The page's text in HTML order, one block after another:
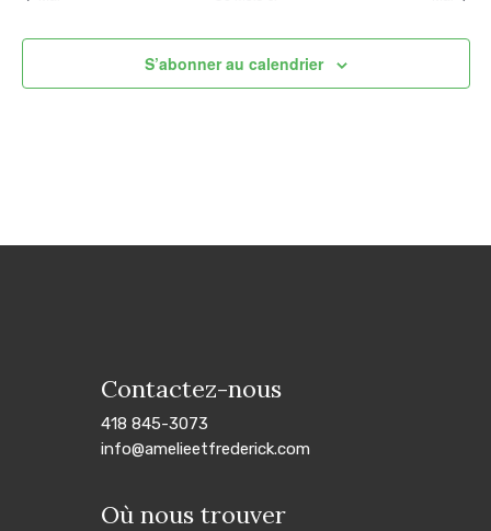
S’abonner au calendrier
Contactez-nous
418 845-3073
info@amelieetfrederick.com
Où nous trouver